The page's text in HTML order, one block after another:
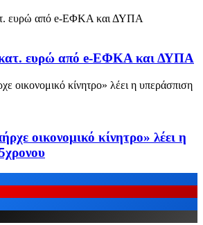
ευρώ από e-ΕΦΚΑ και ΔΥΠΑ
οικονομικό κίνητρο» λέει η